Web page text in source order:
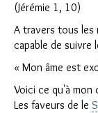
(Jérémie 1, 10)
A travers tous les
capable de suivre
« Mon âme est
Voici ce qu'à
Les faveurs de le